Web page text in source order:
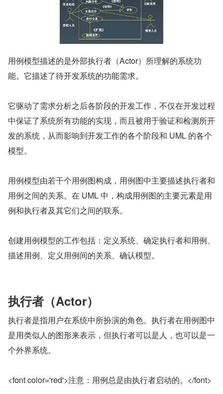
用例模型描述的是外部执行者（Actor）所理解的系统功
能。它描述了待开发系统的功能需求。
它驱动了需求分析之后各阶段的开发工作，不仅在开发过程
中保证了系统所有功能的实现，而且被用于验证和检测所开
发的系统，从而影响到开发工作的各个阶段和 UML 的各个
模型。
用例模型由若干个用例图构成，用例图中主要描述执行者和
用例之间的关系。在 UML 中，构成用例图的主要元素是用
例和执行者及其它们之间的联系。
创建用例模型的工作包括：定义系统、确定执行者和用例、
描述用例、定义用例间的关系、确认模型。
执行者（Actor）
执行者是指用户在系统中所扮演的角色。执行者在用例图中
是用类似人的图形来表示，但执行者可以是人，也可以是一
个外界系统。
<font color='red'>注意：用例总是由执行者启动的。</font>